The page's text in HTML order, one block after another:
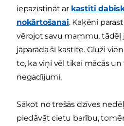
iepazīstināt ar kastīti
nokārtošanai. Kaķēni
vērojot savu mammu, tādēļ
jāparāda šī kastīte. Gluži
to, ka viņi vēl tikai mācās
negadījumi.
Sākot no trešās dzīves
piedāvāt cietu barību,